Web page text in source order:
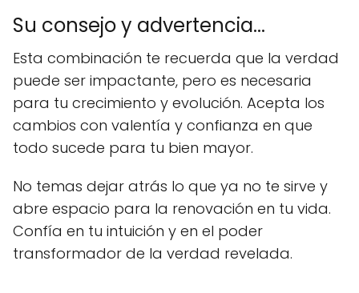
Su consejo y advertencia...
Esta combinación te recuerda que la verdad
puede ser impactante, pero es necesaria
para tu crecimiento y evolución. Acepta los
cambios con valentía y confianza en que
todo sucede para tu bien mayor.
No temas dejar atrás lo que ya no te sirve y
abre espacio para la renovación en tu vida.
Confía en tu intuición y en el poder
transformador de la verdad revelada.